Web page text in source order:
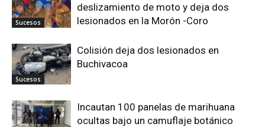
Sucesos
deslizamiento de moto y deja dos
lesionados en la Morón -Coro
Sucesos
Colisión deja dos lesionados en
Buchivacoa
Incautan 100 panelas de marihuana
ocultas bajo un camuflaje botánico